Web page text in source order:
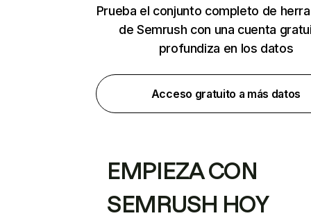
Prueba el conjunto completo de
de Semrush con una cuenta
profundiza en los datos
Acceso gratuito a más datos
EMPIEZA CON
SEMRUSH HOY